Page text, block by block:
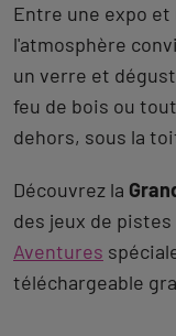
Entre une expo
l'atmosphère
un verre et
feu de bois ou
dehors, sous la
Découvrez la
des jeux de pistes
Aventures
téléchargeable